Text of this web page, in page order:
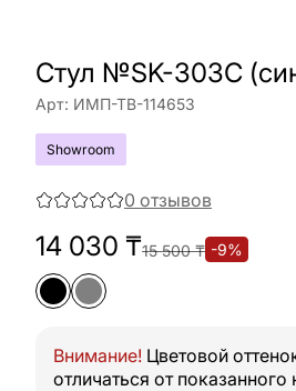
Cтул №SK-303C
Арт: ИМП-ТВ-114653
Showroom
0 отзывов
14 030 ₸15 500₸ -9%
Внимание! Цветовой
отличаться от показанного